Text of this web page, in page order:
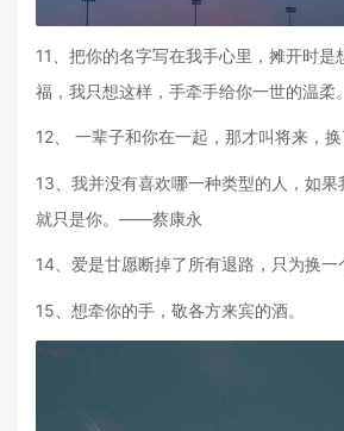
11、把你的名字写在我手心里，摊开时是
福，我只想这样，手牵手给你一世的温柔。
12、 一辈子和你在一起，那才叫将来，换
13、我并没有喜欢哪一种类型的人，如
就只是你。——蔡康永
14、爱是甘愿断掉了所有退路，只为换一
15、想牵你的手，敬各方来宾的酒。